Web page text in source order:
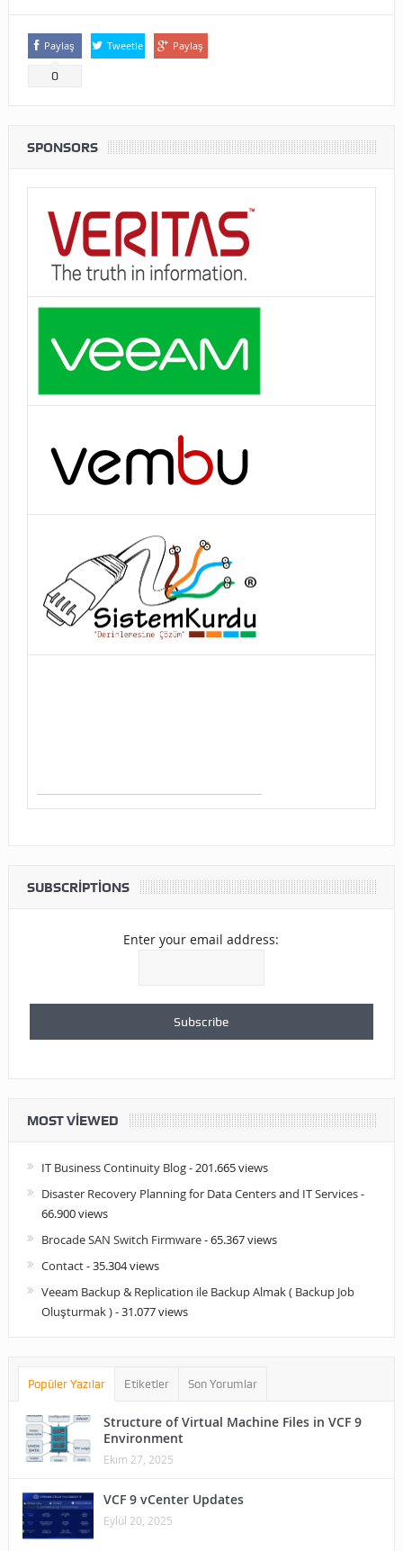
Paylaş
0
Tweetle Paylaş
SPONSORS
SUBSCRIPTIONS
Enter your email address:
MOST VIEWED
IT Business Continuity Blog- 201.665 views
Disaster Recovery Planning for Data Centers and IT Services-
66.900 views
Brocade SAN Switch Firmware- 65.367 views
Contact- 35.304 views
Veeam Backup & Replication ile Backup Almak ( Backup Job
Oluşturmak )- 31.077 views
Popüler Yazılar Etiketler Son Yorumlar
Structure of Virtual Machine Files in VCF 9
Environment
Ekim 27, 2025
VCF 9 vCenter Updates
Eylül 20, 2025